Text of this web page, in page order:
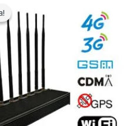
original
era:
$1,399.00.
actual
es:
$719.89.